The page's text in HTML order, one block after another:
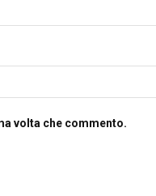
volta che commento.